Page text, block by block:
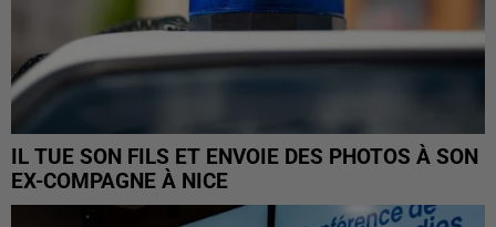
IL TUE SON FILS ET ENVOIE DES PHOTOS À SON
EX-COMPAGNE À NICE